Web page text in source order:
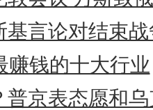
基言论对结束
赚钱的十大行业
普京表态愿和